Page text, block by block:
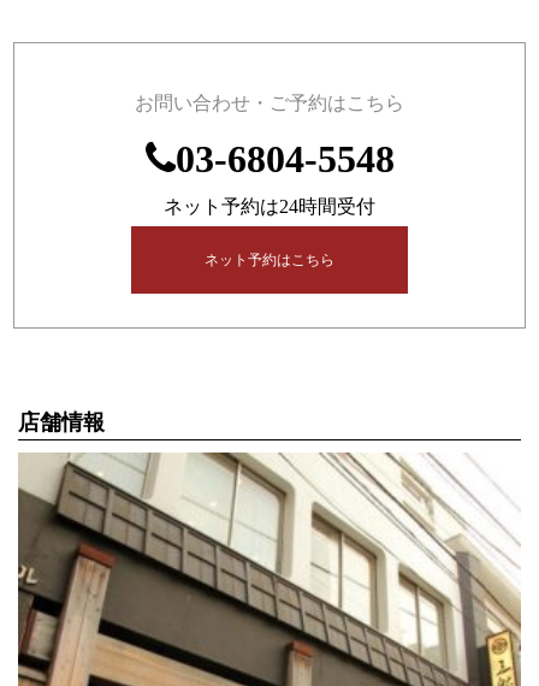
お問い合わせ・ご予約はこちら
03-6804-5548
ネット予約は24時間受付
ネット予約はこちら
店舗情報